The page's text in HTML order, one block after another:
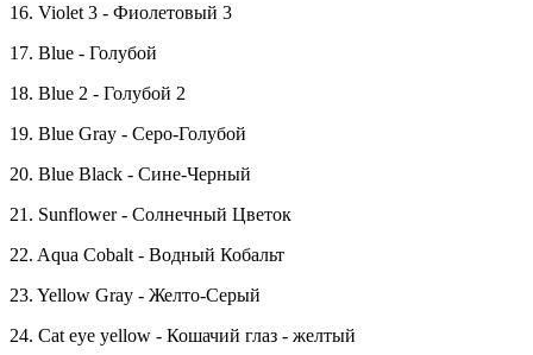
16. Violet 3 - Фиолетовый 3
17. Blue - Голубой
18. Blue 2 - Голубой 2
19. Blue Gray - Серо-Голубой
20. Blue Black - Сине-Черный
21. Sunflower - Солнечный Цветок
22. Aqua Cobalt - Водный Кобальт
23. Yellow Gray - Желто-Серый
24. Cat eye yellow - Кошачий глаз - желтый